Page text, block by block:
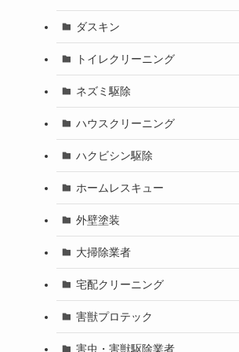
ダスキン
トイレクリーニング
ネズミ駆除
ハウスクリーニング
ハクビシン駆除
ホームレスキュー
外壁塗装
大掃除業者
宅配クリーニング
害獣プロテック
害虫・害獣駆除業者